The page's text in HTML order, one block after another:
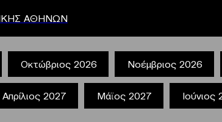
ΑΘΗΝΩΝ
Οκτώβριος 2026 Νοέμβριος 2026
Απρίλιος 2027 Μάϊος 2027 Ιούνιος